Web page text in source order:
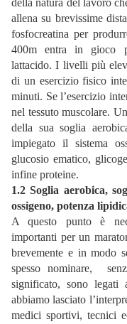
della natura del lavoro
allena su brevissime
fosfocreatina per
400m entra in gioco
lattacido. I livelli più
di un esercizio fisico
minuti. Se l’esercizio
nel tessuto muscolare.
della sua soglia
impiegato il sistema
glucosio ematico,
infine proteine.
1.2 Soglia aerobica,
ossigeno, potenza
A questo punto è
importanti per un
brevemente e in modo
spesso nominare,
significato, sono legati
abbiamo lasciato
medici sportivi, tecnici